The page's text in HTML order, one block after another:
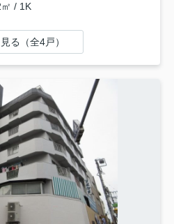
/ 1K
る（全4戸）